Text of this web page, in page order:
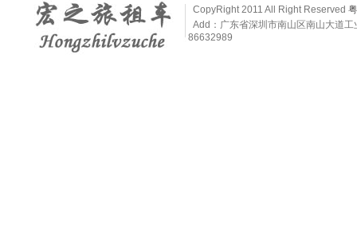
CopyRight 2011 All Right Reserved
Add：广东省深圳市南山区南山大道
86632989